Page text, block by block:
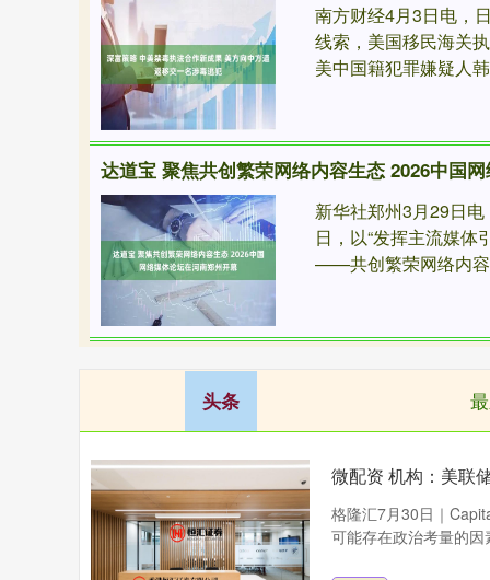
南方财经4月3日电，
线索，美国移民海关
美中国籍犯罪嫌疑人
达道宝 聚焦共创繁荣网络内容生态 2026中国
新华社郑州3月29日
日，以“发挥主流媒体
——共创繁荣网络内容
头条
微配资 机构：美联
格隆汇7月30日｜
可能存在政治考量的